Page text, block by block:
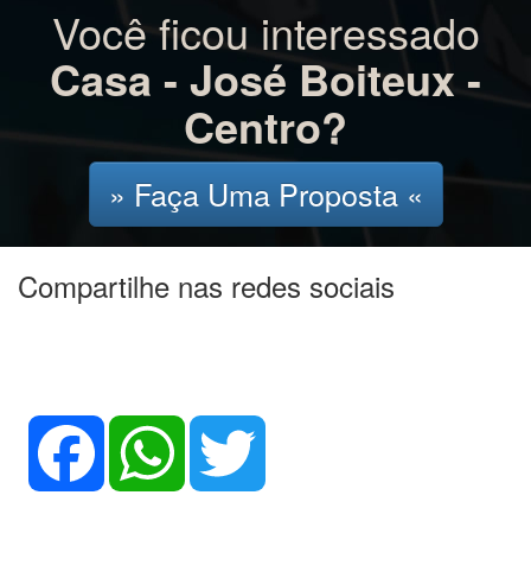
Você ficou interessado
Casa - José Boiteux -
Centro?
» Faça Uma Proposta «
Compartilhe nas redes sociais
Facebook WhatsApp